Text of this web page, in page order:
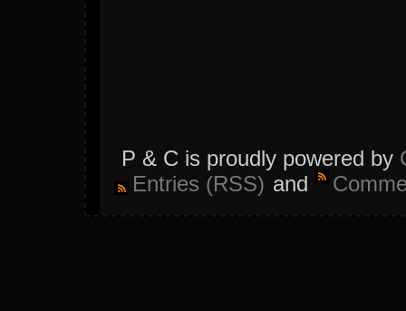
P & C is proudly powered by
Entries (RSS) and